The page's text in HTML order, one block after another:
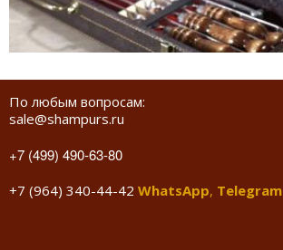
По любым вопросам:
sale@shampurs.ru
+7 (499) 490-63-80
+7 (964) 340-44-42 WhatsApp, Telegram